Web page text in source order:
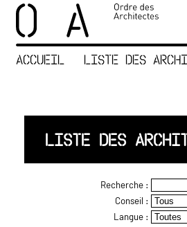
ACCUEIL LISTE DES
LISTE DES
Recherche :
Conseil :
Langue :